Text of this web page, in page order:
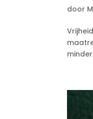
door